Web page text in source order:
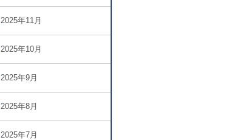
2025年11月
2025年10月
2025年9月
2025年8月
2025年7月